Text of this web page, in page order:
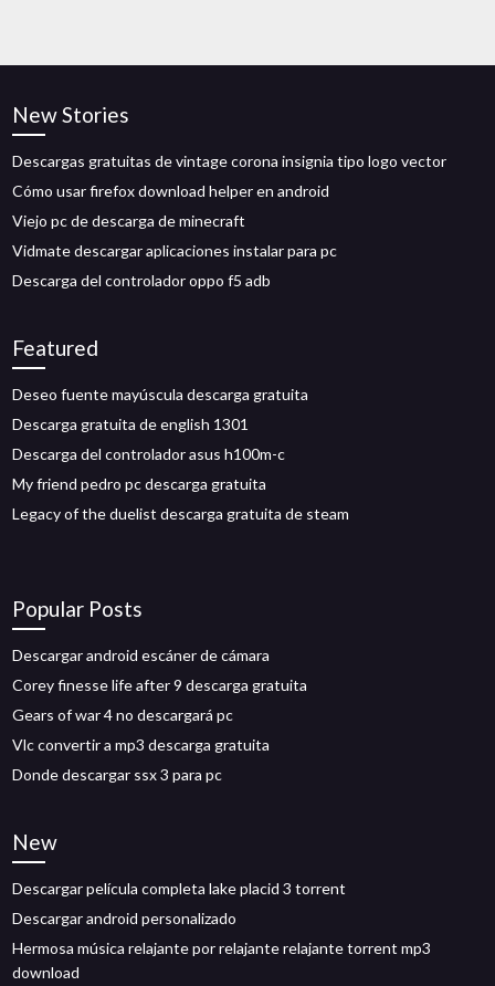
New Stories
Descargas gratuitas de vintage corona insignia tipo logo vector
Cómo usar firefox download helper en android
Viejo pc de descarga de minecraft
Vidmate descargar aplicaciones instalar para pc
Descarga del controlador oppo f5 adb
Featured
Deseo fuente mayúscula descarga gratuita
Descarga gratuita de english 1301
Descarga del controlador asus h100m-c
My friend pedro pc descarga gratuita
Legacy of the duelist descarga gratuita de steam
Popular Posts
Descargar android escáner de cámara
Corey finesse life after 9 descarga gratuita
Gears of war 4 no descargará pc
Vlc convertir a mp3 descarga gratuita
Donde descargar ssx 3 para pc
New
Descargar película completa lake placid 3 torrent
Descargar android personalizado
Hermosa música relajante por relajante relajante torrent mp3
download